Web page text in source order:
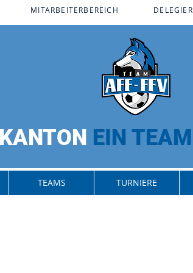
EIN TEAM
TEAMS TURNIERE
MITARBEITERBEREICH​